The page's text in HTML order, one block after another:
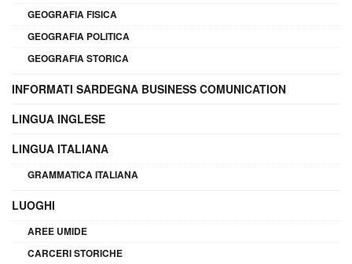
GEOGRAFIA FISICA
GEOGRAFIA POLITICA
GEOGRAFIA STORICA
INFORMATI SARDEGNA BUSINESS COMUNICATION
LINGUA INGLESE
LINGUA ITALIANA
GRAMMATICA ITALIANA
LUOGHI
AREE UMIDE
CARCERI STORICHE